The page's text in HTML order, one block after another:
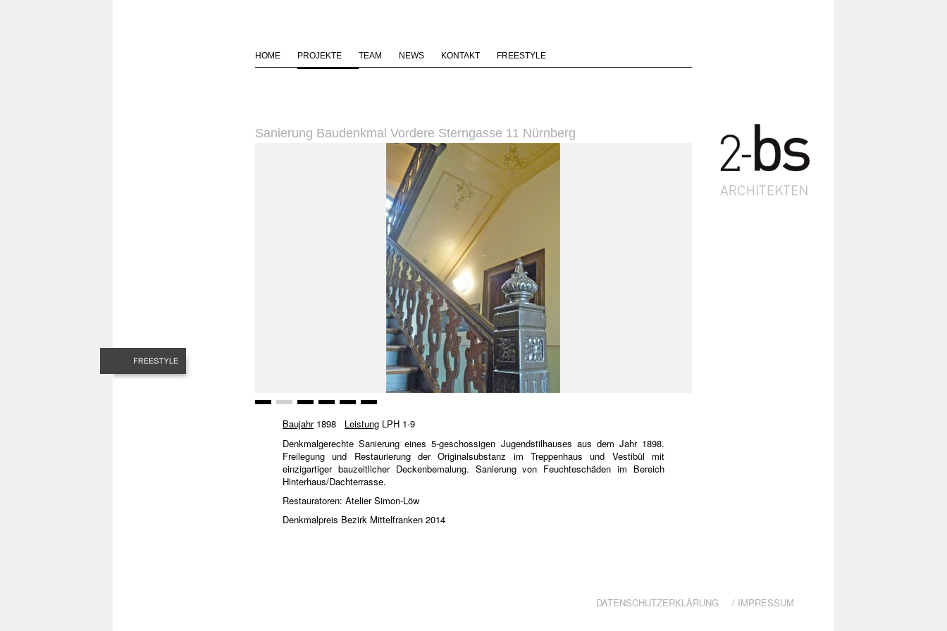
HOME PROJEKTE TEAM NEWS KONTAKT FREESTYLE
Sanierung Baudenkmal Vordere Sterngasse 11 Nürnberg
Baujahr1898 Leistung LPH 1-9
Denkmalgerechte Sanierung eines 5-geschossigen Jugendstilhauses aus dem Jahr 1898.
Freilegung und Restaurierung der Originalsubstanz im Treppenhaus und Vestibül mit
einzigartiger bauzeitlicher Deckenbemalung. Sanierung von Feuchteschäden im Bereich
Hinterhaus/Dachterrasse.
Restauratoren: Atelier Simon-Löw
Denkmalpreis Bezirk Mittelfranken 2014
DATENSCHUTZERKLÄRUNG / IMPRESSUM